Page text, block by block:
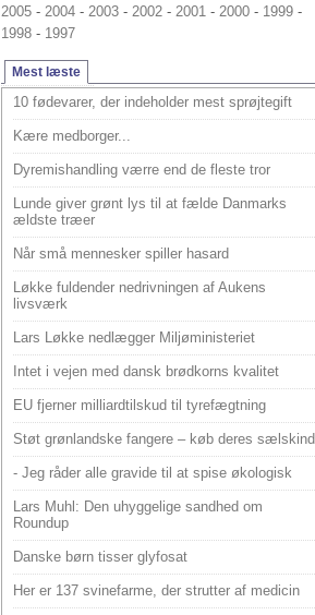
2005 - 2004 - 2003 - 2002 - 2001 - 2000 - 1999 -
1998 - 1997
Mest læste
10 fødevarer, der indeholder mest sprøjtegift
Kære medborger...
Dyremishandling værre end de fleste tror
Lunde giver grønt lys til at fælde Danmarks
ældste træer
Når små mennesker spiller hasard
Løkke fuldender nedrivningen af Aukens
livsværk
Lars Løkke nedlægger Miljøministeriet
Intet i vejen med dansk brødkorns kvalitet
EU fjerner milliardtilskud til tyrefægtning
Støt grønlandske fangere – køb deres sælskind
- Jeg råder alle gravide til at spise økologisk
Lars Muhl: Den uhyggelige sandhed om
Roundup
Danske børn tisser glyfosat
Her er 137 svinefarme, der strutter af medicin